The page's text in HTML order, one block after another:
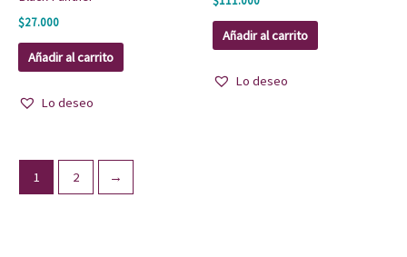
$27.000
Añadir al carrito
Lo deseo
Añadir al carrito
Lo deseo
1 2 →